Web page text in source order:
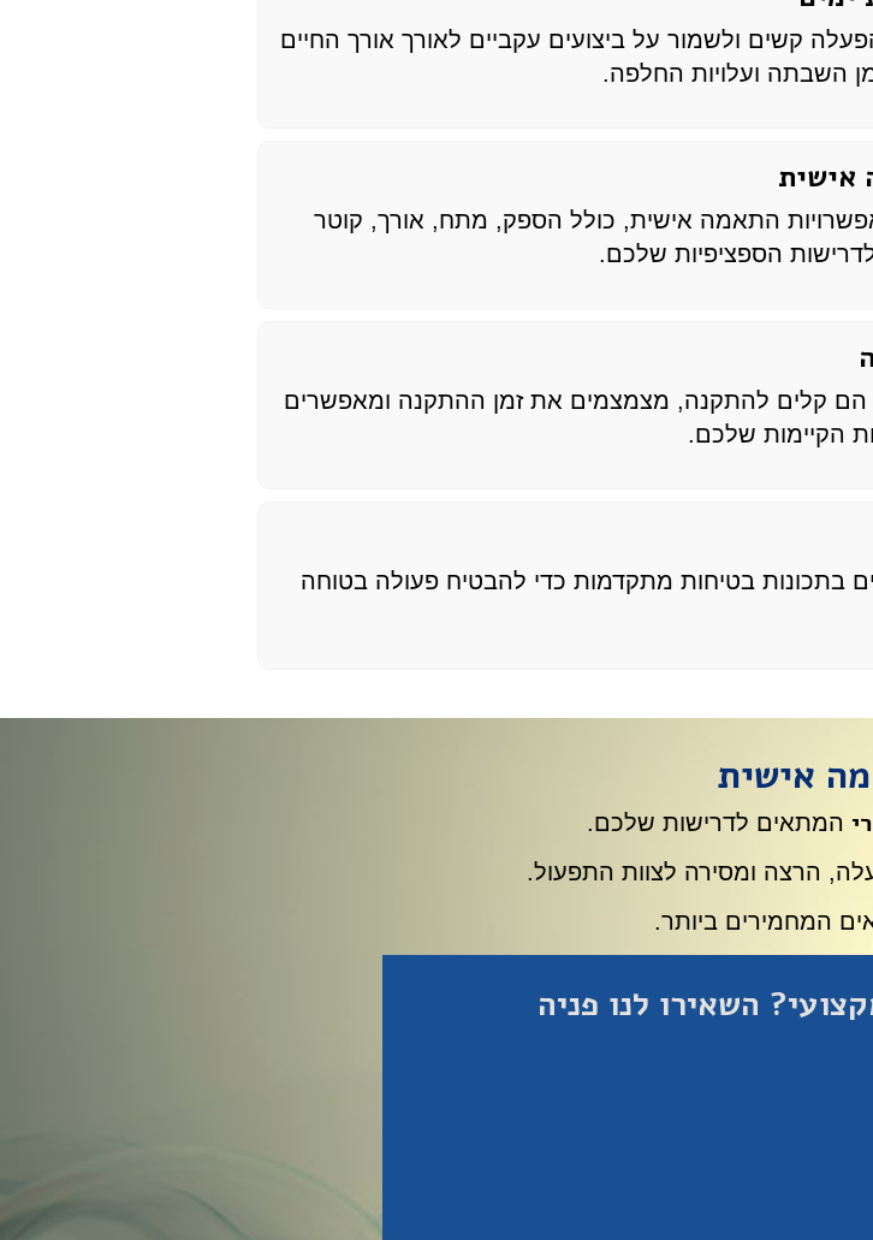
קשים ולשמור על ביצועים עקביים לאורך אורך החיים
השבתה ועלויות החלפה.
אישית
אפשרויות התאמה אישית, כולל הספק, מתח, אורך, קוטר
הספציפיות שלכם.
הם קלים להתקנה, מצמצמים את זמן ההתקנה ומאפשרים
הקיימות שלכם.
בתכונות בטיחות מתקדמות כדי להבטיח פעולה בטוחה
אישית
המתאים לדרישות שלכם.
הרצה ומסירה לצוות התפעול.
המחמירים ביותר.
השאירו לנו פניה